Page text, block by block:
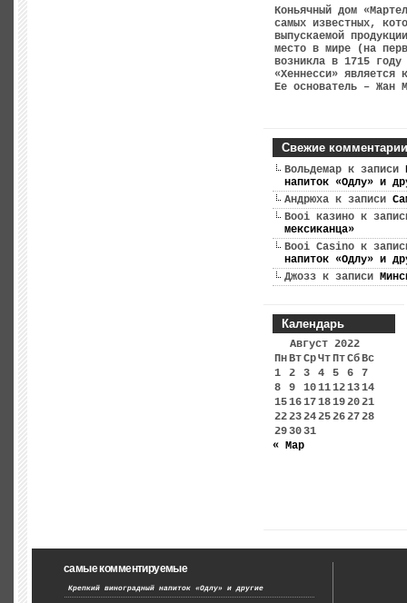
Коньячный дом
самых известных,
выпускаемой
место в мире (на
возникла в 1715
«Хеннесси» является
Ее основатель – Жан
Свежие комментарии
Вольдемар к записи
напиток «Одлу» и
Андрюха к записи
Booi казино к
мексиканца»
Booi Casino к
напиток «Одлу» и
Джозз к записи
Календарь
Август 2022
ПнВтСрЧтПтСбВс
1
2 3 4 5 6
7
8
9 1011121314
15161718192021
22232425262728
293031
« Мар
самые комментируемые
Крепкий виноградный напиток «Одлу» и другие